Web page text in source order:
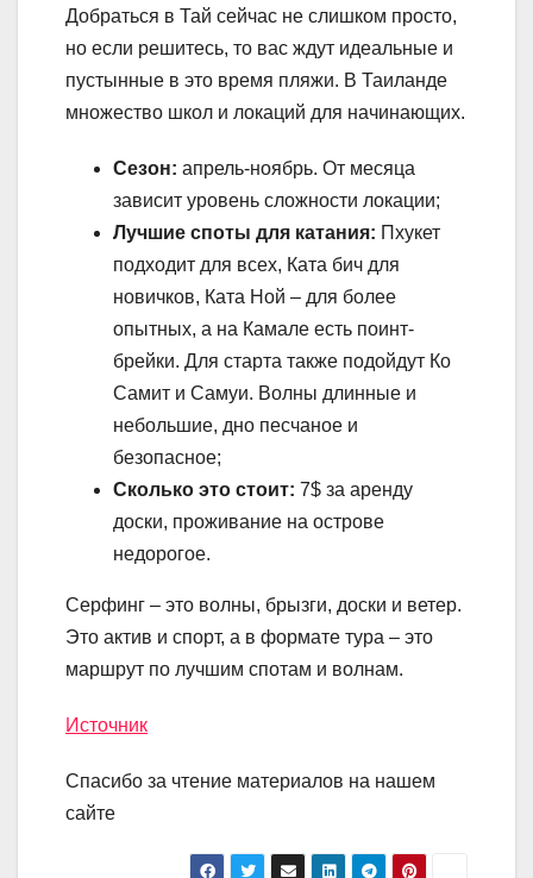
Добраться в Тай сейчас не слишком просто,
но если решитесь, то вас ждут идеальные и
пустынные в это время пляжи. В Таиланде
множество школ и локаций для начинающих.
Сезон: апрель-ноябрь. От месяца
зависит уровень сложности локации;
Лучшие споты для катания: Пхукет
подходит для всех, Ката бич для
новичков, Ката Ной – для более
опытных, а на Камале есть поинт-
брейки. Для старта также подойдут Ко
Самит и Самуи. Волны длинные и
небольшие, дно песчаное и
безопасное;
Сколько это стоит: 7$ за аренду
доски, проживание на острове
недорогое.
Серфинг – это волны, брызги, доски и ветер.
Это актив и спорт, а в формате тура – это
маршрут по лучшим спотам и волнам.
Источник
Спасибо за чтение материалов на нашем
сайте